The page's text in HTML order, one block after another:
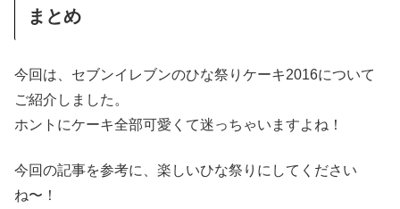
まとめ
今回は、セブンイレブンのひな祭りケーキ2016について
ご紹介しました。
ホントにケーキ全部可愛くて迷っちゃいますよね！
今回の記事を参考に、楽しいひな祭りにしてください
ね〜！